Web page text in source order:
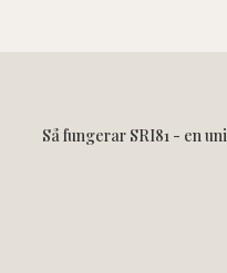
Så fungerar SRI81 - en